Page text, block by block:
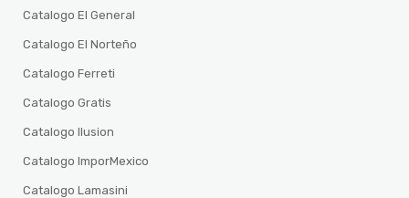
Catalogo El General
Catalogo El Norteño
Catalogo Ferreti
Catalogo Gratis
Catalogo Ilusion
Catalogo ImporMexico
Catalogo Lamasini